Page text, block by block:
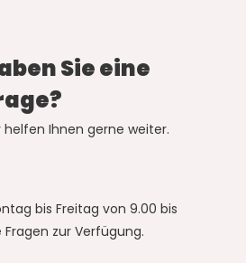
Sie eine
helfen Ihnen gerne weiter.
bis Freitag von 9.00 bis
Fragen zur Verfügung.